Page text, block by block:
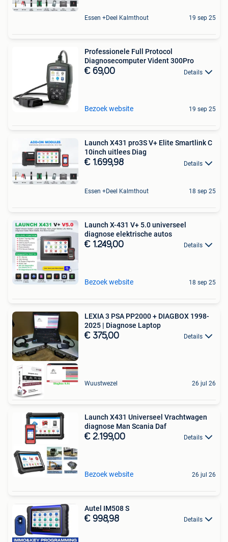
Essen +Deel Kalmthout 19 sep 25
Professionele Full Protocol
Diagnosecomputer Vident 300Pro
€ 69,00 Details
Bezoek website 19 sep 25
Launch X431 pro3S V+ Elite Smartlink C
10inch uitlees Diag
€ 1.699,98 Details
Essen +Deel Kalmthout 18 sep 25
Launch X-431 V+ 5.0 universeel
diagnose elektrische autos
€ 1.249,00 Details
Bezoek website 18 sep 25
LEXIA 3 PSA PP2000 + DIAGBOX 1998-
2025 | Diagnose Laptop
€ 375,00 Details
Wuustwezel 26 jul 26
Launch X431 Universeel Vrachtwagen
diagnose Man Scania Daf
€ 2.199,00 Details
Bezoek website 26 jul 26
Autel IM508 S
€ 998,98 Details